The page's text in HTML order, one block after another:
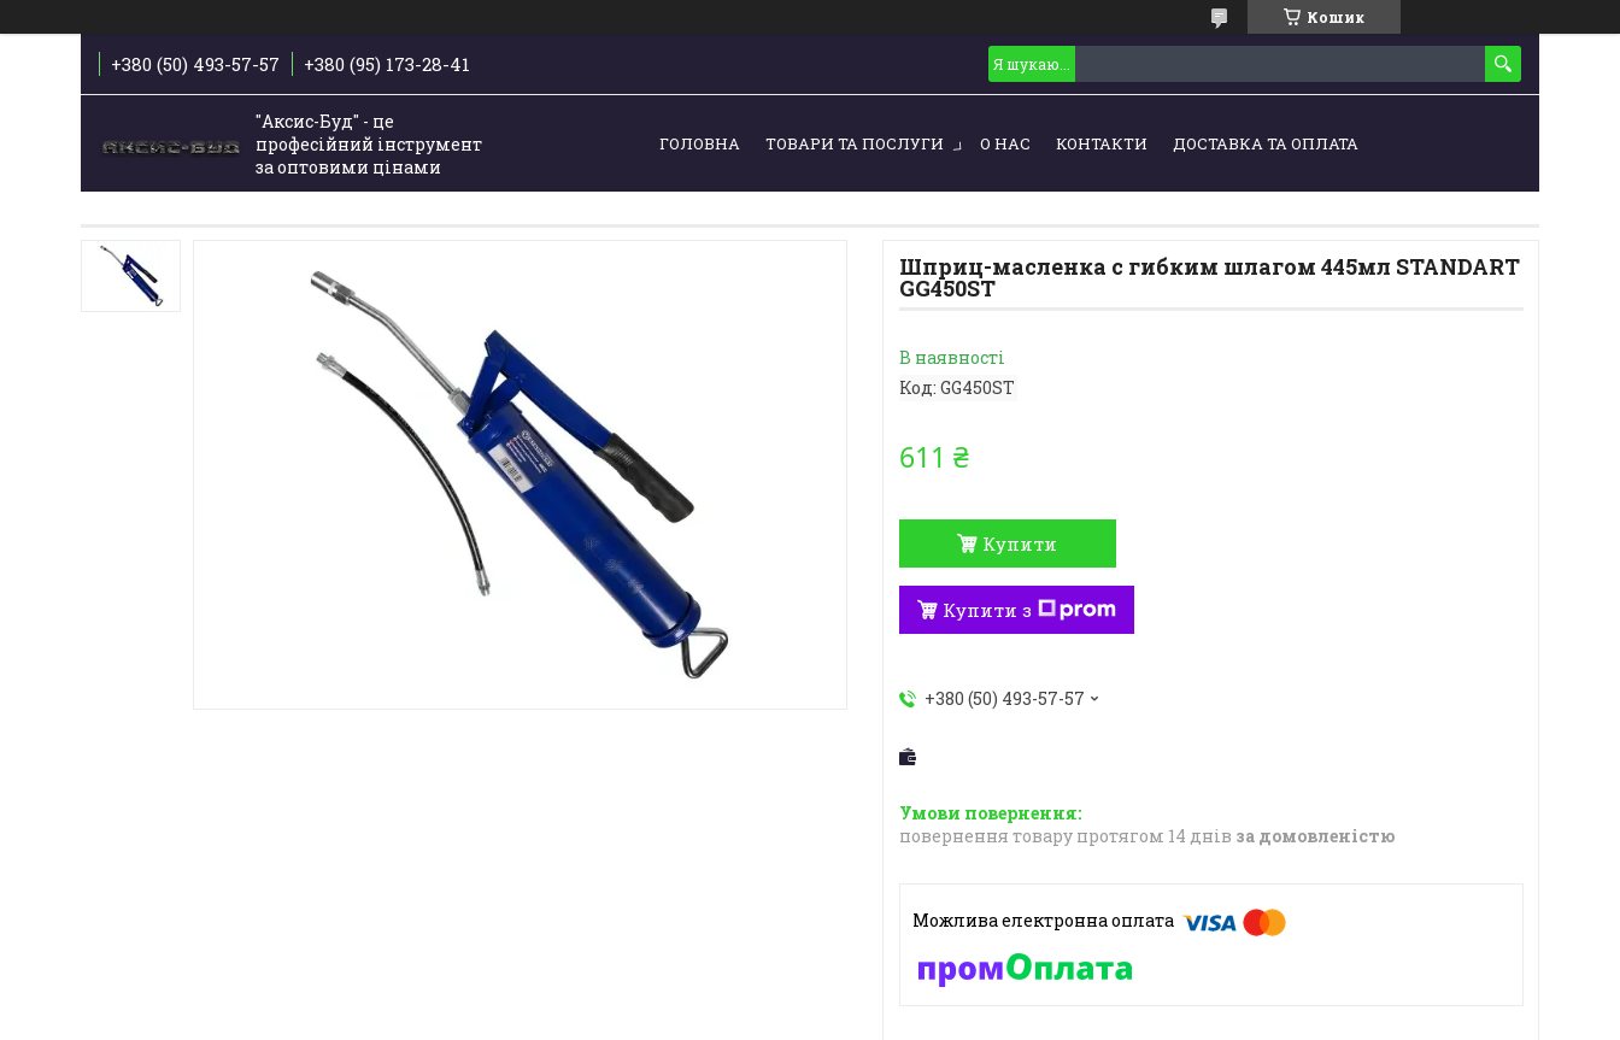
Кошик
+380 (50) 493-57-57 +380 (95) 173-28-41
"Аксис-Буд" - це
професійний інструмент
за оптовими цінами
ГОЛОВНА ТОВАРИ ТА ПОСЛУГИ О НАС КОНТАКТИ ДОСТАВКА ТА ОПЛАТА
Шприц-масленка с гибким шлагом 445мл STANDART
GG450ST
В наявності
Код: GG450ST
611 ₴
Купити
Купити з
+380 (50) 493-57-57
повернення товару протягом 14 днів за домовленістю